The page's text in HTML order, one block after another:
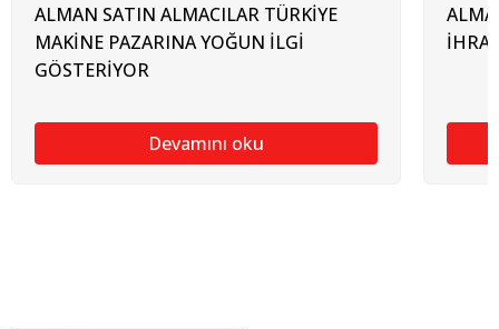
ALMAN SATIN ALMACILAR TÜRKİYE
MAKİNE PAZARINA YOĞUN İLGİ
GÖSTERİYOR
Devamını oku